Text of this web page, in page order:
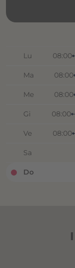
Lu 08:00
Ma 08:00
Me 08:00
Gi 08:00
Ve 08:00
Sa
Do